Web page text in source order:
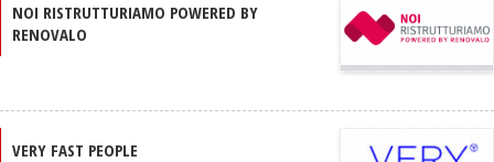
NOI RISTRUTTURIAMO POWERED BY
RENOVALO
VERY FAST PEOPLE